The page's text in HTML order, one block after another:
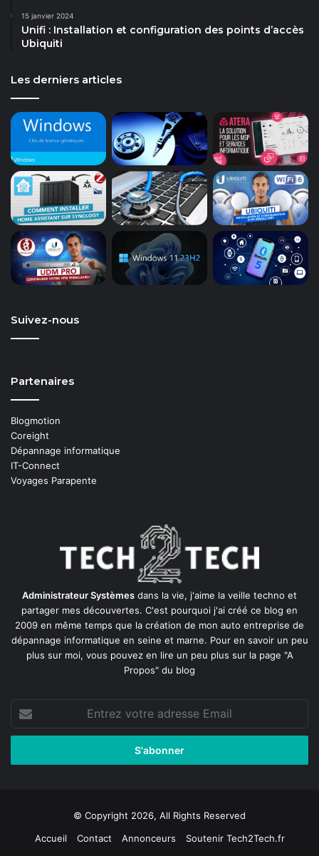
15 janvier 2024
Unifi : Installation et configuration des points d’accès
Ubiquiti
Les derniers articles
Suivez-nous
Partenaires
Blogmotion
Coreight
Dépannage informatique
IT-Connect
Voyages Parapente
Administrateur Systèmes dans la vie, j'aime la veille techno et
partager mes découvertes. C'est pourquoi j'ai créé ce blog en
2009 en même temps que la création de mon auto entreprise de
dépannage informatique en seine et marne. Pour en savoir un peu
plus sur moi, vous pouvez en lire un peu plus sur la page "A
Propos" du blog
Entrez
votre
adresse
© Copyright 2026, All Rights Reserved
Accueil
Contact Annonceurs
Soutenir Tech2Tech.fr